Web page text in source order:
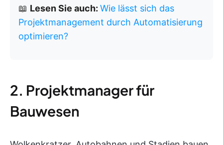
📖 Lesen Sie auch: Wie lässt sich das
Projektmanagement durch Automatisierung
optimieren?
2. Projektmanager für
Bauwesen